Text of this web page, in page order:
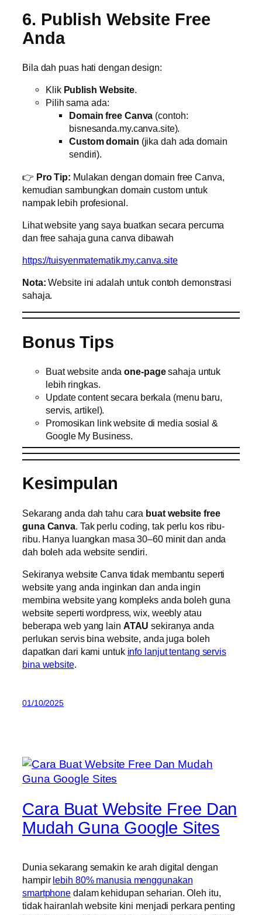
6. Publish Website Free
Anda
Bila dah puas hati dengan design:
Klik Publish Website.
Pilih sama ada:
Domain free Canva (contoh:
bisnesanda.my.canva.site).
Custom domain (jika dah ada domain
sendiri).
👉 Pro Tip: Mulakan dengan domain free Canva,
kemudian sambungkan domain custom untuk
nampak lebih profesional.
Lihat website yang saya buatkan secara percuma
dan free sahaja guna canva dibawah
https://tuisyenmatematik.my.canva.site
Nota: Website ini adalah untuk contoh demonstrasi
sahaja.
Bonus Tips
Buat website andaone-pagesahaja untuk
lebih ringkas.
Update content secara berkala (menu baru,
servis, artikel).
Promosikan link website di media sosial &
Google My Business.
Kesimpulan
Sekarang anda dah tahu cara buat website free
guna Canva. Tak perlu coding, tak perlu kos ribu-
ribu. Hanya luangkan masa 30–60 minit dan anda
dah boleh ada website sendiri.
Sekiranya website Canva tidak membantu seperti
website yang anda inginkan dan anda ingin
membina website yang kompleks anda boleh guna
website seperti wordpress, wix, weebly atau
beberapa web yang lain ATAUsekiranya anda
perlukan servis bina website, anda juga boleh
dapatkan dari kami untuk info lanjut tentang servis
bina website.
01/10/2025
Cara Buat Website Free Dan
Mudah Guna Google Sites
Dunia sekarang semakin ke arah digital dengan
hampir lebih 80% manusia menggunakan
smartphone dalam kehidupan seharian. Oleh itu,
tidak hairanlah website kini menjadi perkara penting